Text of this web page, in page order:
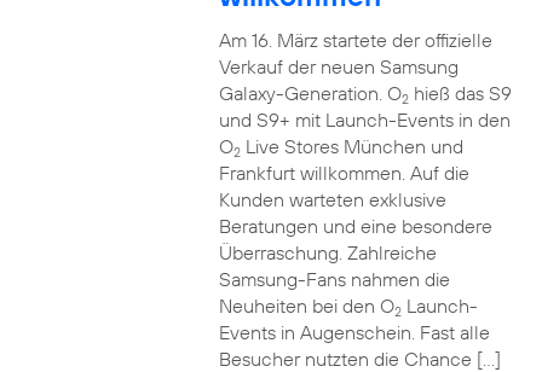
Am 16. März startete der offizielle
Verkauf der neuen Samsung
Galaxy-Generation. O2hieß das S9
und S9+ mit Launch-Events in den
O2Live Stores München und
Frankfurt willkommen. Auf die
Kunden warteten exklusive
Beratungen und eine besondere
Überraschung. Zahlreiche
Samsung-Fans nahmen die
Neuheiten bei den O2Launch-
Events in Augenschein. Fast alle
Besucher nutzten die Chance […]